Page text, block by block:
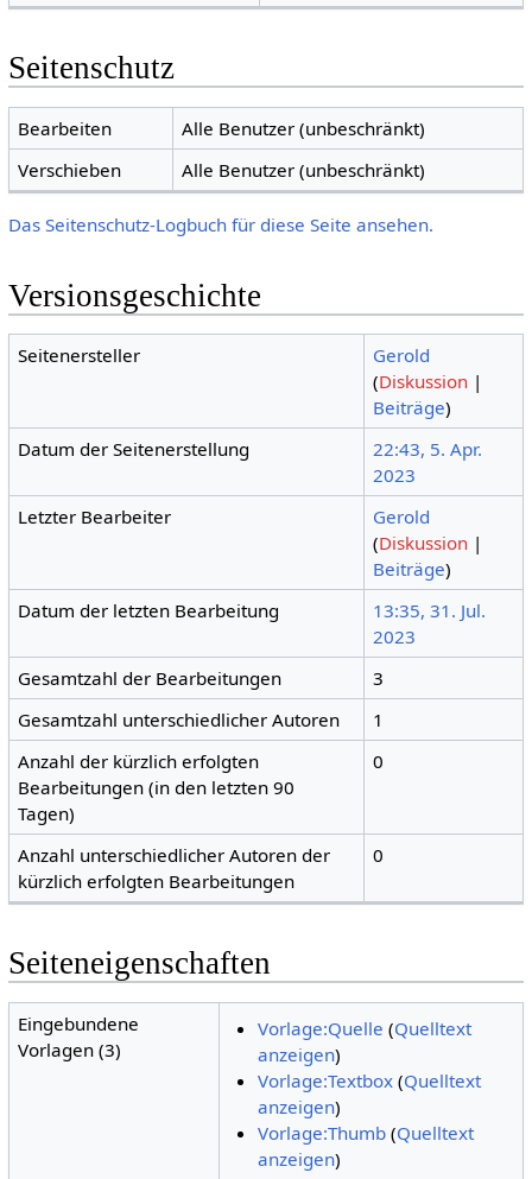
Seitenschutz
Bearbeiten
Alle Benutzer (unbeschränkt)
Verschieben
Alle Benutzer (unbeschränkt)
Das Seitenschutz-Logbuch für diese Seite ansehen.
Versionsgeschichte
Seitenersteller
Gerold
(Diskussion |
Beiträge)
Datum der Seitenerstellung
22:43, 5. Apr.
2023
Letzter Bearbeiter
Gerold
(Diskussion |
Beiträge)
Datum der letzten Bearbeitung
13:35, 31. Jul.
2023
Gesamtzahl der Bearbeitungen
3
Gesamtzahl unterschiedlicher Autoren
1
Anzahl der kürzlich erfolgten
Bearbeitungen (in den letzten 90
Tagen)
0
Anzahl unterschiedlicher Autoren der
kürzlich erfolgten Bearbeitungen
0
Seiteneigenschaften
Eingebundene
Vorlagen (3)
Vorlage:Quelle (Quelltext
anzeigen)
Vorlage:Textbox(Quelltext
anzeigen)
Vorlage:Thumb(Quelltext
anzeigen)